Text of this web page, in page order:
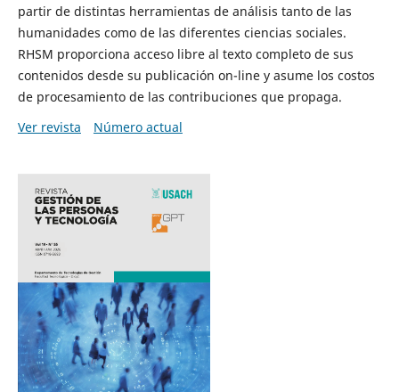
partir de distintas herramientas de análisis tanto de las
humanidades como de las diferentes ciencias sociales.
RHSM proporciona acceso libre al texto completo de sus
contenidos desde su publicación on-line y asume los costos
de procesamiento de las contribuciones que propaga.
Ver revista
Número actual